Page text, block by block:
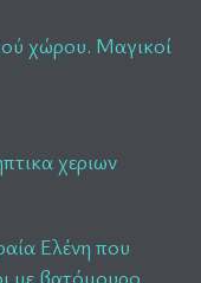
χώρου. Μαγικοί
χεριων
Ελένη που
με βατόμουρο